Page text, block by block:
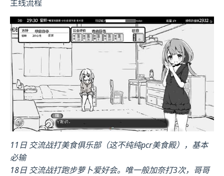
主线流程
11日 交流战打美食俱乐部（这不纯纯pcr美食殿），基本
必输
18日 交流战打跑步萝卜爱好会。唯一般加奈打3次，哥哥